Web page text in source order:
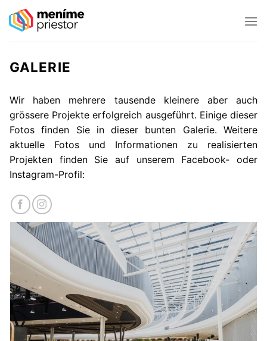
GALERIE
Wir haben mehrere tausende kleinere aber auch
grössere Projekte erfolgreich ausgeführt. Einige dieser
Fotos finden Sie in dieser bunten Galerie. Weitere
aktuelle Fotos und Informationen zu realisierten
Projekten finden Sie auf unserem Facebook- oder
Instagram-Profil: